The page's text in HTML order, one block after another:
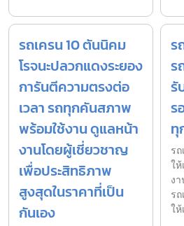
รถเครน 10 ตันนิคม
โรจนะปลวกแดงระยอง
การันตีความตรงต่อ
เวลา รถทุกคันสภาพ
พร้อมใช้งาน ดูแลหน้า
งานโดยผู้เชี่ยวชาญ
เพื่อประสิทธิภาพ
สูงสุดในราคาที่เป็น
กันเอง
ร
ร
รั
ร
ทุ
ร
ใ
ง
ร
ใ